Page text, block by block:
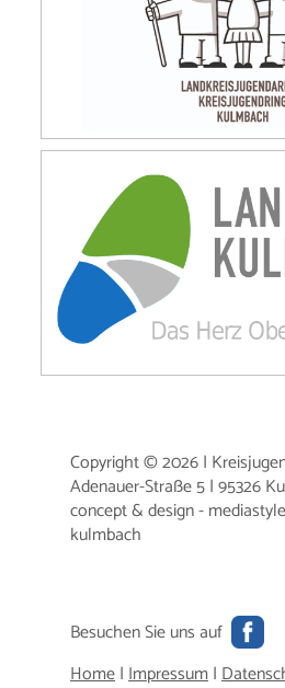
Copyright © 2026 |
Adenauer-Straße 5 | 95326
concept & design -
kulmbach
Besuchen Sie uns auf
Home|Impressum|